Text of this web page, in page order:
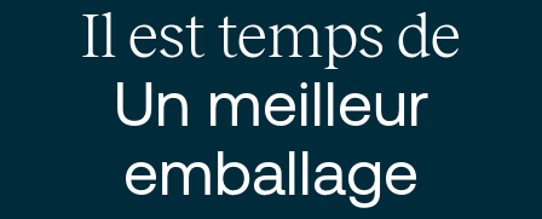
Il est temps de
Un meilleur
emballage